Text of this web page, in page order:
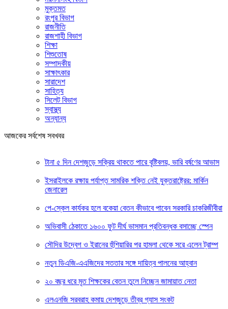
মুক্তমত
রংপুর বিভাগ
রাজনীতি
রাজশাহী বিভাগ
শিক্ষা
শিশুতোষ
সম্পাদকীয়
সাক্ষাৎকার
সারাদেশ
সাহিত্য
সিলেট বিভাগ
স্বাস্থ্য
অন্যান্য
আজকের সর্বশেষ সবখবর
টানা ৫ দিন দেশজুড়ে সক্রিয় থাকতে পারে বৃষ্টিবলয়, ভারি বর্ষণের আভাস
ইসরাইলকে রক্ষায় পর্যাপ্ত সামরিক শক্তি নেই যুক্তরাষ্ট্রের: মার্কিন
জেনারেল
পে-স্কেল কার্যকর হলে বকেয়া বেতন কীভাবে পাবেন সরকারি চাকরিজীবীরা
অভিবাসী ঠেকাতে ১৬০০ ফুট দীর্ঘ ভাসমান প্রতিবন্ধক বসাচ্ছে স্পেন
সৌদির উদ্বেগ ও ইরানের হুঁশিয়ারির পর হামলা থেকে সরে এলেন ট্রাম্প
নতুন ডিএজি-এএজিদের সততার সঙ্গে দায়িত্ব পালনের আহ্বান
২০ বছর ধরে মৃত শিক্ষকের বেতন তুলে নিচ্ছেন জামায়াত নেতা
এলএনজি সরবরাহ কমায় দেশজুড়ে তীব্র গ্যাস সংকট